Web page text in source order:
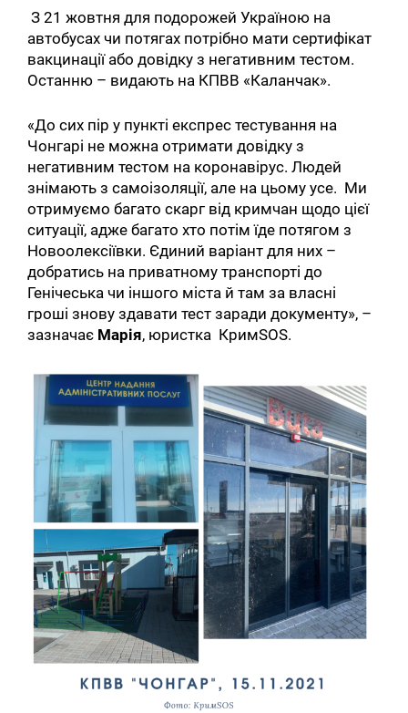
З 21 жовтня для подорожей Україною на
автобусах чи потягах потрібно мати сертифікат
вакцинації або довідку з негативним тестом.
Останню – видають на КПВВ «Каланчак».
«До сих пір у пункті експрес тестування на
Чонгарі не можна отримати довідку з
негативним тестом на коронавірус. Людей
знімають з самоізоляції, але на цьому усе. Ми
отримуємо багато скарг від кримчан щодо цієї
ситуації, адже багато хто потім їде потягом з
Новоолексіївки. Єдиний варіант для них –
добратись на приватному транспорті до
Генічеська чи іншого міста й там за власні
гроші знову здавати тест заради документу», –
зазначає Марія, юристка КримSOS.